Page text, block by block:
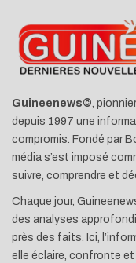
Guineenews©,
depuis 1997 une
compromis. Fondé par
média s’est imposé
suivre, comprendre et
Chaque jour,
des analyses
près des faits. Ici,
elle éclaire, confronte